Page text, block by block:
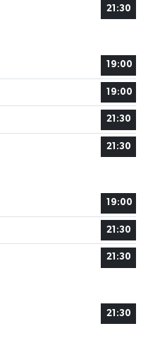
21:30
19:00
19:00
21:30
21:30
19:00
21:30
21:30
21:30